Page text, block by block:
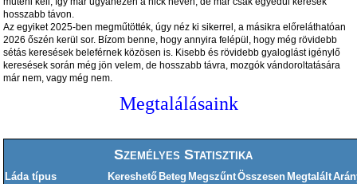
hosszabb távon.
Az egyiket 2025-ben megműtötték, úgy néz ki sikerrel, a másikra előreláthatóan
2026 őszén kerül sor. Bízom benne, hogy annyira felépül, hogy még rövidebb
sétás keresések beleférnek közösen is. Kisebb és rövidebb gyaloglást igénylő
keresések során még jön velem, de hosszabb távra, mozgók vándoroltatására
már nem, vagy még nem.
Megtalálásaink
Személyes Statisztika
Láda típus Kereshető Beteg MegszűntÖsszesen Megtalált